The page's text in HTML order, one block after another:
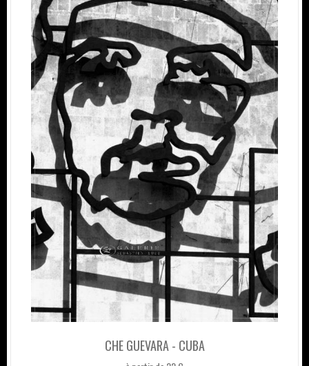
CHE GUEVARA - CUBA